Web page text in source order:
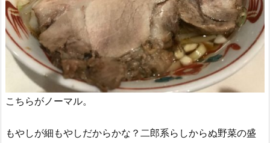
こちらがノーマル。
もやしが細もやしだからかな？二郎系らしからぬ野菜の盛